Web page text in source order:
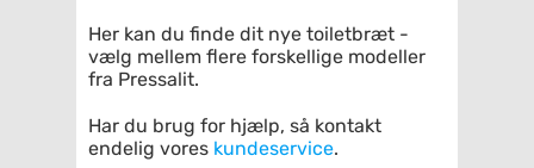
Her kan du finde dit nye toiletbræt -
vælg mellem flere forskellige modeller
fra Pressalit.
Har du brug for hjælp, så kontakt
endelig vores kundeservice.